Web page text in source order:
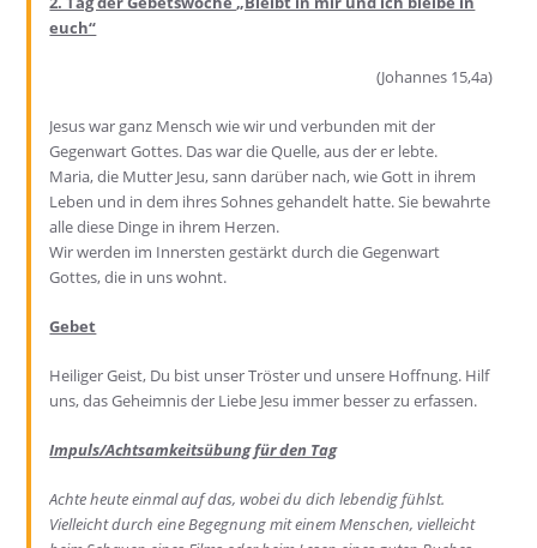
euch“
(Johannes 15,4a)
Jesus war ganz Mensch wie wir und verbunden mit der
Gegenwart Gottes. Das war die Quelle, aus der er lebte.
Maria, die Mutter Jesu, sann darüber nach, wie Gott in ihrem
Leben und in dem ihres Sohnes gehandelt hatte. Sie bewahrte
alle diese Dinge in ihrem Herzen.
Wir werden im Innersten gestärkt durch die Gegenwart
Gottes, die in uns wohnt.
Gebet
Heiliger Geist, Du bist unser Tröster und unsere Hoffnung. Hilf
uns, das Geheimnis der Liebe Jesu immer besser zu erfassen.
Impuls/Achtsamkeitsübung für den Tag
Achte heute einmal auf das, wobei du dich lebendig fühlst.
Vielleicht durch eine Begegnung mit einem Menschen, vielleicht